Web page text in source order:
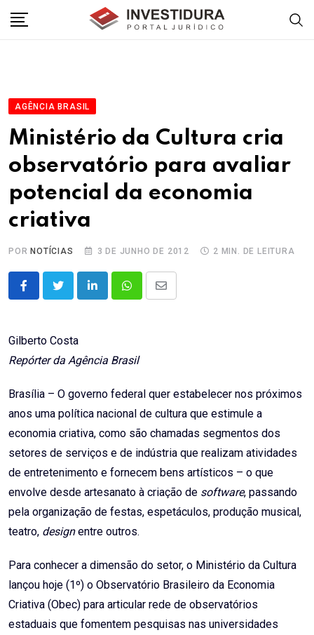
AGÊNCIA BRASIL
Ministério da Cultura cria
observatório para avaliar
potencial da economia
criativa
POR NOTÍCIAS 3 DE JUNHO DE 2012 2 MIN. DE LEITURA
LinkedInWhatsappShare
Gilberto Costa
Repórter da Agência Brasil
Brasília – O governo federal quer estabelecer nos próximos
anos uma política nacional de cultura que estimule a
economia criativa, como são chamadas segmentos dos
setores de serviços e de indústria que realizam atividades
de entretenimento e fornecem bens artísticos – o que
envolve desde artesanato à criação de software, passando
pela organização de festas, espetáculos, produção musical,
teatro, designentre outros.
Para conhecer a dimensão do setor, o Ministério da Cultura
lançou hoje (1º) o Observatório Brasileiro da Economia
Criativa (Obec) para articular rede de observatórios
estaduais que fomentem pesquisas nas universidades